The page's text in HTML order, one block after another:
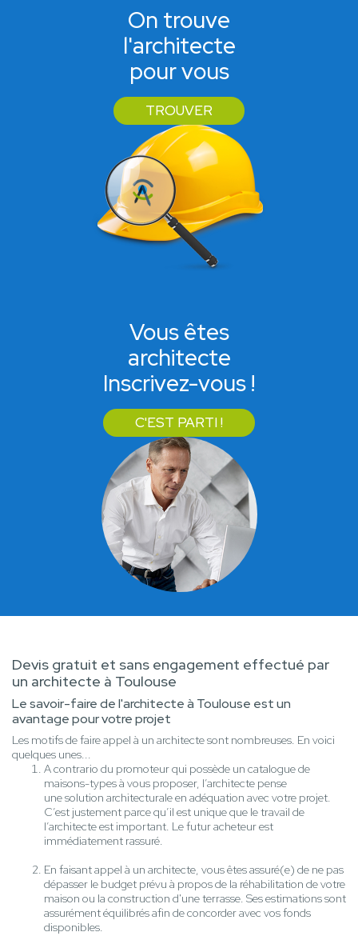
On trouve
l'architecte
pour vous
TROUVER
Vous êtes
architecte
Inscrivez-vous !
C'EST PARTI !
Devis gratuit et sans engagement effectué par
un architecte à Toulouse
Le savoir-faire de l'architecte à Toulouse est un
avantage pour votre projet
Les motifs de faire appel à un architecte sont nombreuses. En voici
quelques unes...
A contrario du promoteur qui possède un catalogue de
maisons-types à vous proposer, l’architecte pense
une solution architecturale en adéquation avec votre projet.
C’est justement parce qu’il est unique que le travail de
l’architecte est important. Le futur acheteur est
immédiatement rassuré.
En faisant appel à un architecte, vous êtes assuré(e) de ne pas
dépasser le budget prévu à propos de la réhabilitation de votre
maison ou la construction d'une terrasse. Ses estimations sont
assurément équilibrés afin de concorder avec vos fonds
disponibles.